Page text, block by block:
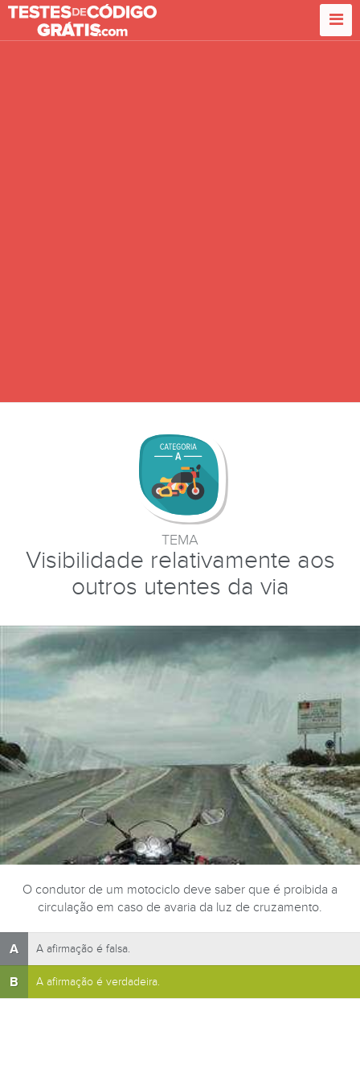
TEMA
Visibilidade relativamente aos
outros utentes da via
O condutor de um motociclo deve saber que é proibida a
circulação em caso de avaria da luz de cruzamento.
A A afirmação é falsa.
B A afirmação é verdadeira.